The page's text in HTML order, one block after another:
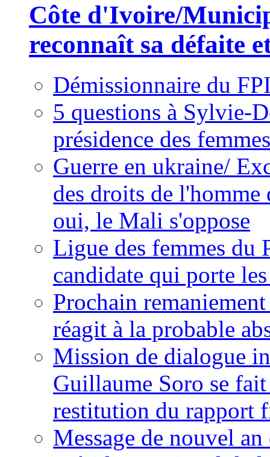
Côte d'Ivoire/
reconnaît sa défaite
Démissionnaire du
5 questions à Sylvie-
présidence des
Guerre en ukraine/
des droits de
oui, le Mali s'oppose
Ligue des femmes du
candidate qui porte
Prochain
réagit à la probable
Mission de dialogue
Guillaume Soro se
restitution du rapport
Message de nouvel